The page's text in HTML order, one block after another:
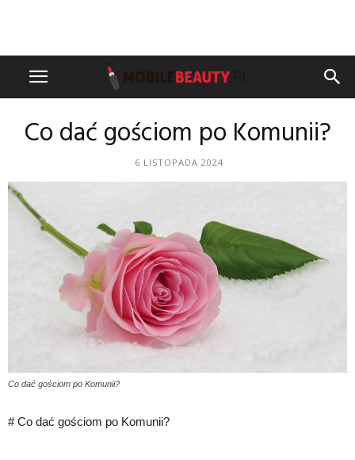
Co dać gościom po Komunii?
6 LISTOPADA 2024
Co dać gościom po Komunii?
# Co dać gościom po Komunii?